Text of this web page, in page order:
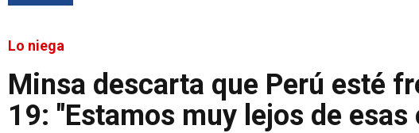
Lo niega
Minsa descarta que Perú esté
19: "Estamos muy lejos de esas